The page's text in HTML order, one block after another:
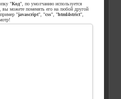
"Код", по умолчанию используется
вы можете поменять его на любой другой
"javascript", "css", "html4strict",